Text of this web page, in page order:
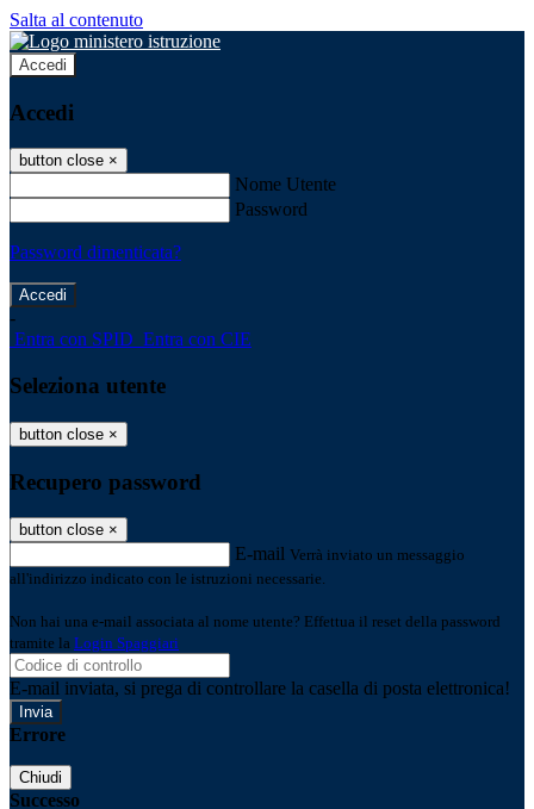
Salta al contenuto
Accedi
Accedi
button close ×
Nome Utente
Password
Password dimenticata?
-
Entra con SPID Entra con CIE
Seleziona utente
button close ×
Recupero password
button close ×
E-mail Verrà inviato un messaggio
all'indirizzo indicato con le istruzioni necessarie.
Non hai una e-mail associata al nome utente? Effettua il reset della password
tramite la Login Spaggiari
E-mail inviata, si prega di controllare la casella di posta elettronica!
Errore
Chiudi
Successo